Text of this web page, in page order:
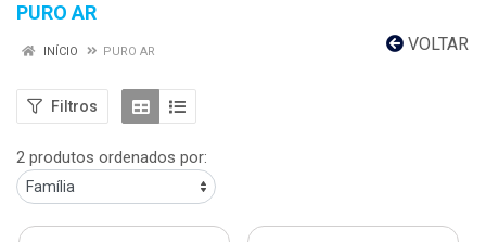
PURO AR
VOLTAR
INÍCIO PURO AR
Filtros
2 produtos ordenados por: